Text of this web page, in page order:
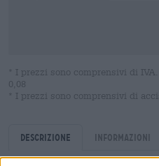
* I prezzi sono comprensivi di
0,08
* I prezzi sono comprensivi di
Descrizione Informazioni